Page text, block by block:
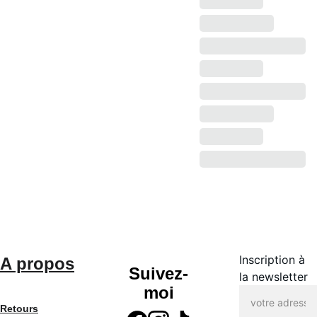
Suivez-
moi
Retours
A propos
Inscription à
la newsletter